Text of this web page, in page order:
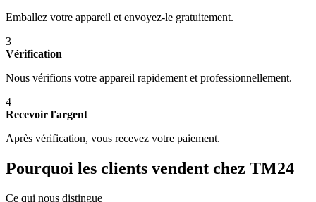
Emballez votre appareil et envoyez-le gratuitement.
3
Vérification
Nous vérifions votre appareil rapidement et professionnellement.
4
Recevoir l'argent
Après vérification, vous recevez votre paiement.
Pourquoi les clients vendent chez TM24
Ce qui nous distingue